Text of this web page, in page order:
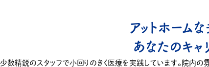
アットホーム
あなたのキャ
少数精鋭のスタッフで小回りのきく医療を実践しています。院内